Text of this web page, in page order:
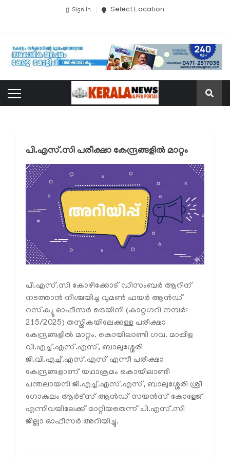
Sign In Select Location
പി.എസ്.സി പരീക്ഷാ കേന്ദ്രങ്ങളില്‍ മാറ്റം
പി.എസ്.സി കോഴിക്കോട് ഡിസംബര്‍ ആറിന്
നടത്താന്‍ നിശ്ചയിച്ച വുമണ്‍ ഫയര്‍ ആന്‍ഡ്
റസ്‌ക്യൂ ഓഫീസര്‍ ട്രെയിനി (കാറ്റഗറി നമ്പര്‍:
215/2025) തസ്തികയിലേക്കുള്ള പരീക്ഷാ
കേന്ദ്രങ്ങളില്‍ മാറ്റം. കൊയിലാണ്ടി ഗവ. മാപ്പിള
വി.എച്ച്.എസ്.എസ്, ബാലുശ്ശേരി
ജി.വി.എച്ച്.എസ്.എസ് എന്നീ പരീക്ഷാ
കേന്ദ്രങ്ങളാണ് യഥാക്രമം കൊയിലാണ്ടി
പന്തലായനി ജി.എച്ച്.എസ്.എസ്, ബാലുശ്ശേരി ശ്രീ
ഗോകുലം ആര്‍ട്സ് ആന്‍ഡ് സയന്‍സ് കോളേജ്
എന്നിവയിലേക്ക് മാറ്റിയതെന്ന് പി.എസ്.സി
ജില്ലാ ഓഫീസര്‍ അറിയിച്ചു.